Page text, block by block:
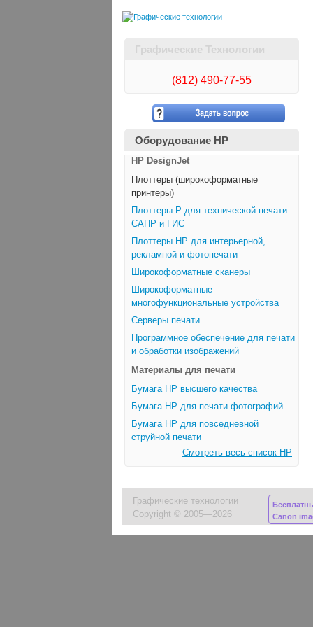
Графические Технологии
(812) 490-77-55
Оборудование HP
HP DesignJet
Плоттеры (широкоформатные
принтеры)
Плоттеры Р для технической печати
САПР и ГИС
Плоттеры НР для интерьерной,
рекламной и фотопечати
Широкоформатные сканеры
Широкоформатные
многофункциональные устройства
Серверы печати
Программное обеспечение для печати
и обработки изображений
Материалы для печати
Бумага HP высшего качества
Бумага HP для печати фотографий
Бумага HP для повседневной
струйной печати
Смотреть весь список HP
Графические технологии
Copyright © 2005—2026
Canon